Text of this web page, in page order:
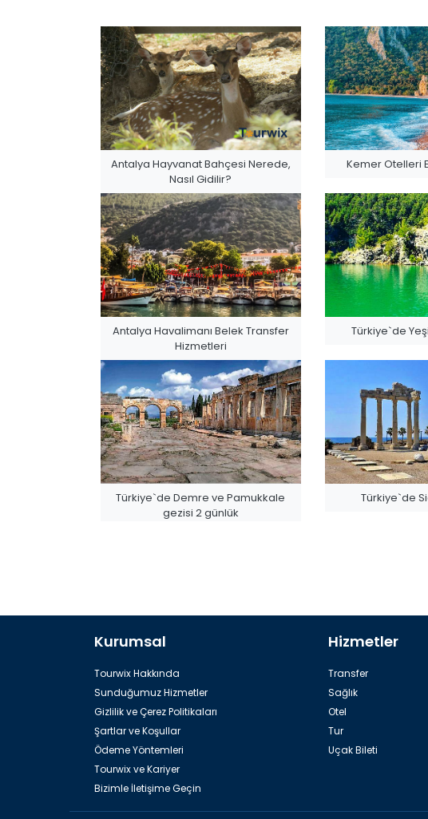
Antalya Hayvanat Bahçesi Nerede,
Nasıl Gidilir?
Kemer Otelleri
Antalya Havalimanı Belek Transfer
Hizmetleri
Türkiye`de
Türkiye`de Demre ve Pamukkale
gezisi 2 günlük
Türkiye`de
Kurumsal
Tourwix Hakkında
Sunduğumuz Hizmetler
Gizlilik ve Çerez Politikaları
Şartlar ve Koşullar
Ödeme Yöntemleri
Tourwix ve Kariyer
Bizimle İletişime Geçin
Hizmetler
Transfer
Sağlık
Otel
Tur
Uçak Bileti